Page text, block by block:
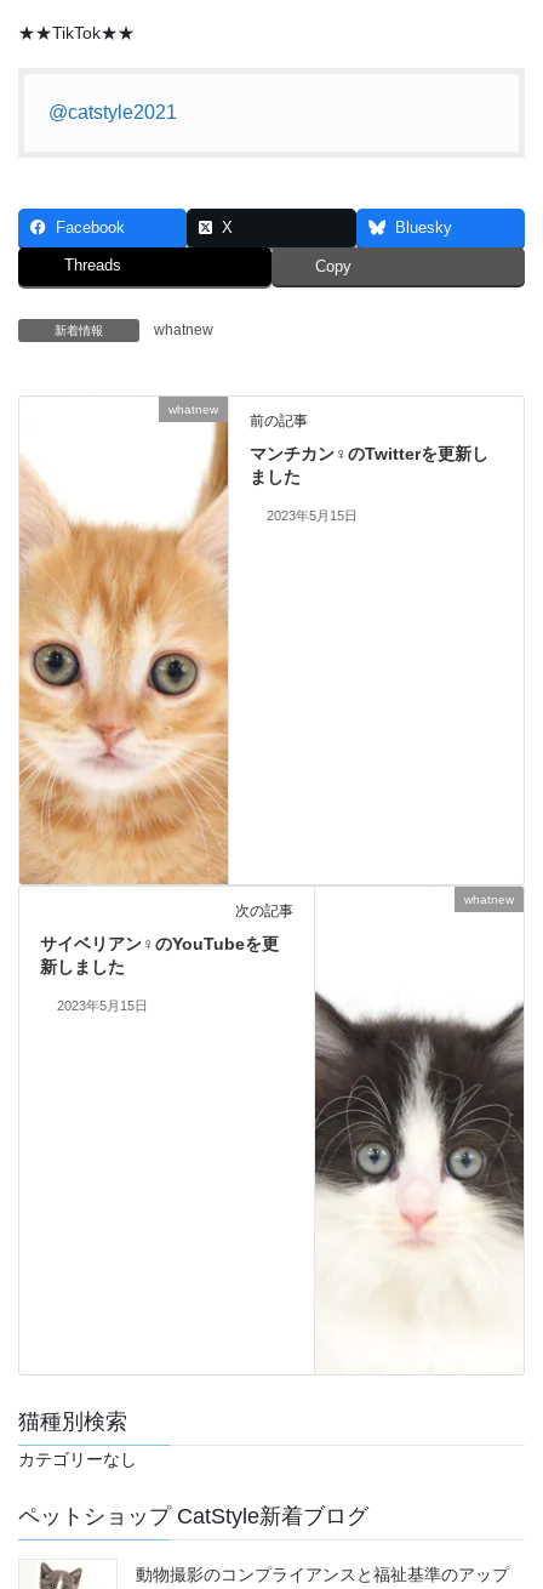
★★TikTok★★
@catstyle2021
Facebook X Bluesky
Threads Copy
新着情報 whatnew
whatnew
前の記事
マンチカン♀のTwitterを更新し
ました
2023年5月15日
whatnew
次の記事
サイベリアン♀のYouTubeを更
新しました
2023年5月15日
猫種別検索
カテゴリーなし
ペットショップ CatStyle新着ブログ
動物撮影のコンプライアンスと福祉基準のアップ